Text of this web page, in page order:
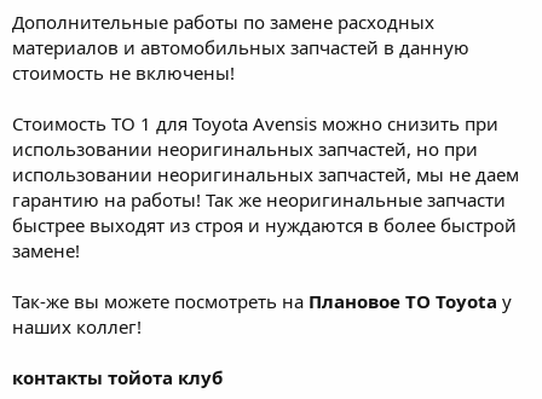
Дополнительные работы по замене расходных
материалов и автомобильных запчастей в данную
стоимость не включены!
Стоимость ТО 1 для Toyota Avensis можно снизить при
использовании неоригинальных запчастей, но при
использовании неоригинальных запчастей, мы не даем
гарантию на работы! Так же неоригинальные запчасти
быстрее выходят из строя и нуждаются в более быстрой
замене!
Так-же вы можете посмотреть на Плановое ТО Toyota у
наших коллег!
контакты тойота клуб